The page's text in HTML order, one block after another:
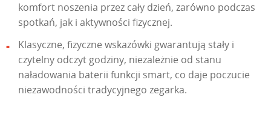
komfort noszenia przez cały dzień, zarówno podczas
spotkań, jak i aktywności fizycznej.
Klasyczne, fizyczne wskazówki gwarantują stały i
czytelny odczyt godziny, niezależnie od stanu
naładowania baterii funkcji smart, co daje poczucie
niezawodności tradycyjnego zegarka.